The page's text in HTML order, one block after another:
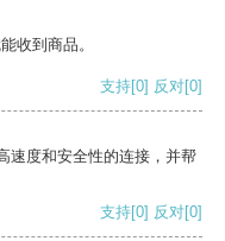
收到商品。
支持[0] 反对[0]
速度和安全性的连接，并帮
支持[0] 反对[0]